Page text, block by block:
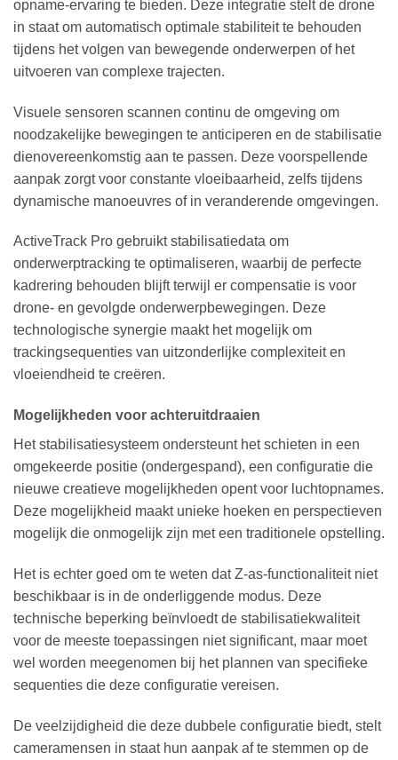
opname-ervaring te bieden. Deze integratie stelt de drone
in staat om automatisch optimale stabiliteit te behouden
tijdens het volgen van bewegende onderwerpen of het
uitvoeren van complexe trajecten.
Visuele sensoren scannen continu de omgeving om
noodzakelijke bewegingen te anticiperen en de stabilisatie
dienovereenkomstig aan te passen. Deze voorspellende
aanpak zorgt voor constante vloeibaarheid, zelfs tijdens
dynamische manoeuvres of in veranderende omgevingen.
ActiveTrack Pro gebruikt stabilisatiedata om
onderwerptracking te optimaliseren, waarbij de perfecte
kadrering behouden blijft terwijl er compensatie is voor
drone- en gevolgde onderwerpbewegingen. Deze
technologische synergie maakt het mogelijk om
trackingsequenties van uitzonderlijke complexiteit en
vloeiendheid te creëren.
Mogelijkheden voor achteruitdraaien
Het stabilisatiesysteem ondersteunt het schieten in een
omgekeerde positie (ondergespand), een configuratie die
nieuwe creatieve mogelijkheden opent voor luchtopnames.
Deze mogelijkheid maakt unieke hoeken en perspectieven
mogelijk die onmogelijk zijn met een traditionele opstelling.
Het is echter goed om te weten dat Z-as-functionaliteit niet
beschikbaar is in de onderliggende modus. Deze
technische beperking beïnvloedt de stabilisatiekwaliteit
voor de meeste toepassingen niet significant, maar moet
wel worden meegenomen bij het plannen van specifieke
sequenties die deze configuratie vereisen.
De veelzijdigheid die deze dubbele configuratie biedt, stelt
cameramensen in staat hun aanpak af te stemmen op de